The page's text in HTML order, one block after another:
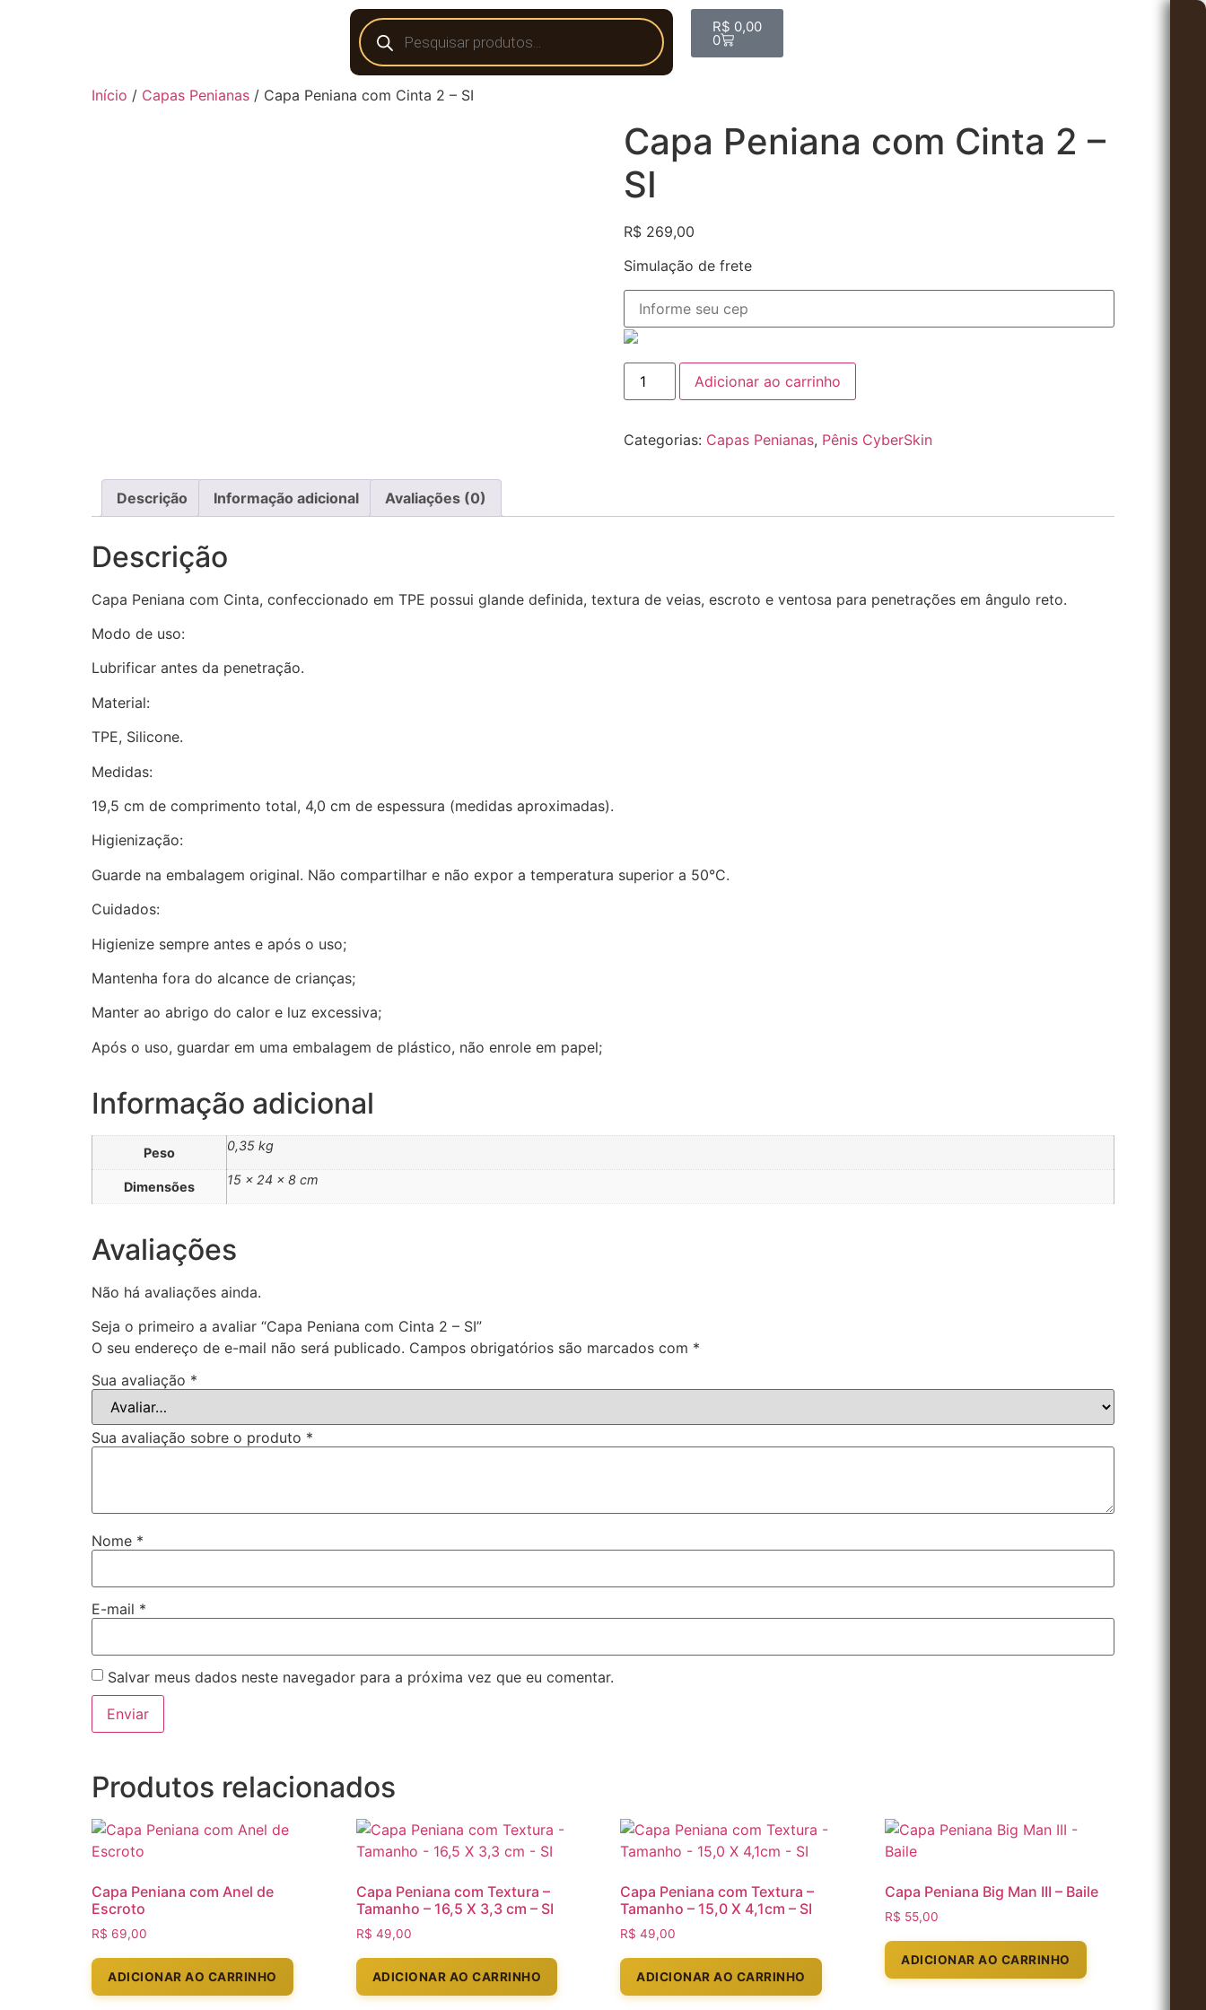
R$ 0,00
0
Início / Capas Penianas / Capa Peniana com Cinta 2 – SI
Capa Peniana com Cinta 2 –
SI
R$269,00
Simulação de frete
Adicionar ao carrinho
Categorias: Capas Penianas, Pênis CyberSkin
Descrição Informação adicional Avaliações (0)
Descrição
Capa Peniana com Cinta, confeccionado em TPE possui glande definida, textura de veias, escroto e ventosa para penetrações em ângulo reto.
Modo de uso:
Lubrificar antes da penetração.
Material:
TPE, Silicone.
Medidas:
19,5 cm de comprimento total, 4,0 cm de espessura (medidas aproximadas).
Higienização:
Guarde na embalagem original. Não compartilhar e não expor a temperatura superior a 50°C.
Cuidados:
Higienize sempre antes e após o uso;
Mantenha fora do alcance de crianças;
Manter ao abrigo do calor e luz excessiva;
Após o uso, guardar em uma embalagem de plástico, não enrole em papel;
Informação adicional
Peso 0,35 kg
Dimensões 15 × 24 × 8 cm
Avaliações
Não há avaliações ainda.
Seja o primeiro a avaliar “Capa Peniana com Cinta 2 – SI”
O seu endereço de e-mail não será publicado. Campos obrigatórios são marcados com *
Sua avaliação *
Sua avaliação sobre o produto *
Nome *
E-mail *
Salvar meus dados neste navegador para a próxima vez que eu comentar.
Produtos relacionados
Capa Peniana com Anel de
Escroto
R$ 69,00
ADICIONAR AO CARRINHO
Capa Peniana com Textura –
Tamanho – 16,5 X 3,3 cm – SI
R$ 49,00
ADICIONAR AO CARRINHO
Capa Peniana com Textura –
Tamanho – 15,0 X 4,1cm – SI
R$ 49,00
ADICIONAR AO CARRINHO
Capa Peniana Big Man III – Baile
R$ 55,00
ADICIONAR AO CARRINHO